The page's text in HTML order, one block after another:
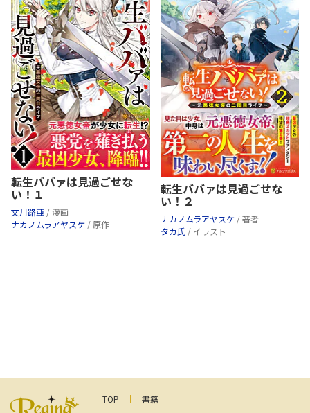
転生ババァは見過ごせな
い！１
文月路亜 / 漫画
ナカノムラアヤスケ / 原作
転生ババァは見過ごせな
い！２
ナカノムラアヤスケ / 著者
タカ氏 / イラスト
TOP
書籍